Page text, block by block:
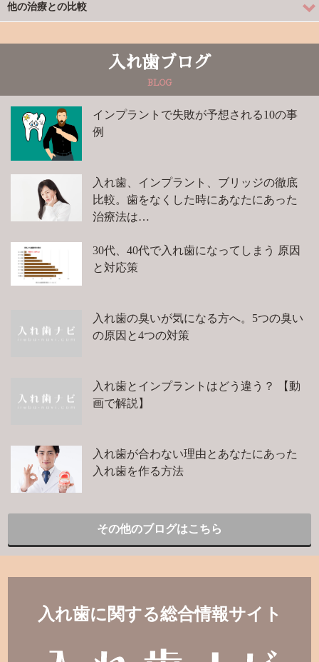
他の治療との比較
入れ歯ブログ
BLOG
インプラントで失敗が予想される10の事
例
入れ歯、インプラント、ブリッジの徹底
比較。歯をなくした時にあなたにあった
治療法は…
30代、40代で入れ歯になってしまう 原因
と対応策
入れ歯の臭いが気になる方へ。5つの臭い
の原因と4つの対策
入れ歯とインプラントはどう違う？ 【動
画で解説】
入れ歯が合わない理由とあなたにあった
入れ歯を作る方法
その他のブログはこちら
入れ歯に関する総合情報サイト